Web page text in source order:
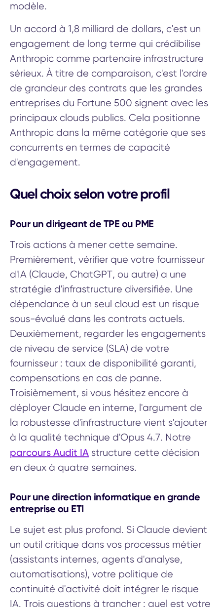
modèle.
Un accord à 1,8 milliard de dollars, c'est un
engagement de long terme qui crédibilise
Anthropic comme partenaire infrastructure
sérieux. À titre de comparaison, c'est l'ordre
de grandeur des contrats que les grandes
entreprises du Fortune 500 signent avec les
principaux clouds publics. Cela positionne
Anthropic dans la même catégorie que ses
concurrents en termes de capacité
d'engagement.
Quel choix selon votre profil
Pour un dirigeant de TPE ou PME
Trois actions à mener cette semaine.
Premièrement, vérifier que votre fournisseur
d'IA (Claude, ChatGPT, ou autre) a une
stratégie d'infrastructure diversifiée. Une
dépendance à un seul cloud est un risque
sous-évalué dans les contrats actuels.
Deuxièmement, regarder les engagements
de niveau de service (SLA) de votre
fournisseur : taux de disponibilité garanti,
compensations en cas de panne.
Troisièmement, si vous hésitez encore à
déployer Claude en interne, l'argument de
la robustesse d'infrastructure vient s'ajouter
à la qualité technique d'Opus 4.7. Notre
parcours Audit IA structure cette décision
en deux à quatre semaines.
Pour une direction informatique en grande
entreprise ou ETI
Le sujet est plus profond. Si Claude devient
un outil critique dans vos processus métier
(assistants internes, agents d'analyse,
automatisations), votre politique de
continuité d'activité doit intégrer le risque
IA. Trois questions à trancher : quel est votre